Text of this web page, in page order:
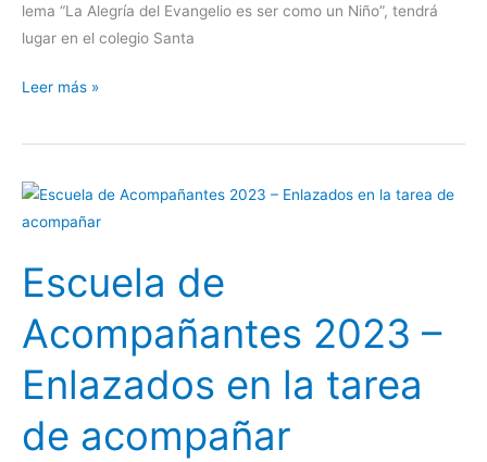
lema “La Alegría del Evangelio es ser como un Niño”, tendrá
lugar en el colegio Santa
Leer más »
Escuela de
Acompañantes 2023 –
Enlazados en la tarea
de acompañar
Escuela
de
2023
–
Enlazados
la
de